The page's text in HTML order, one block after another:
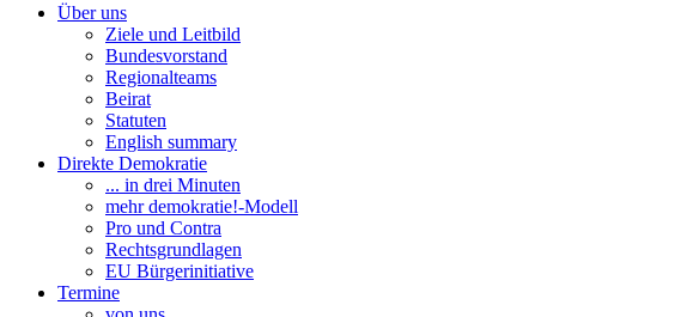
Main menu
Über uns
Ziele und Leitbild
Bundesvorstand
Regionalteams
Beirat
Statuten
English summary
Direkte Demokratie
... in drei Minuten
mehr demokratie!-Modell
Pro und Contra
Rechtsgrundlagen
EU Bürgerinitiative
Termine